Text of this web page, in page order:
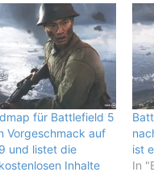
für Battlefield 5
Vorgeschmack auf
und listet die
Inhalte
ist
In